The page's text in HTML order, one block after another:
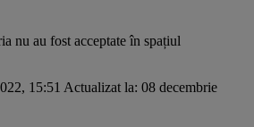
nu au fost acceptate în spațiul
15:51 Actualizat la: 08 decembrie